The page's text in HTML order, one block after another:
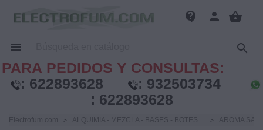
contact_support person shopping_basket
 
PARA PEDIDOS Y CONSULTAS:
: 622893628 : 932503734
: 622893628
Electrofum.com ALQUIMIA - MEZCLA - BASES - BOTES ... AROMA